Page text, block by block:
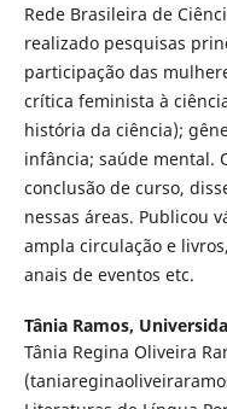
Rede Brasileira de
realizado pesquisas
participação das
crítica feminista à
história da ciência);
infância; saúde mental.
conclusão de curso,
nessas áreas. Publicou
ampla circulação e
anais de eventos etc.
Tânia Ramos,
Tânia Regina Oliveira